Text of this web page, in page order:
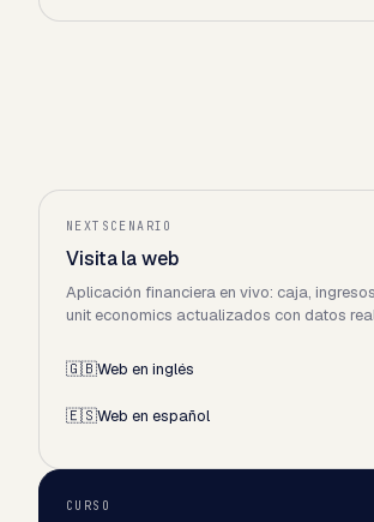
NEXTSCENARIO
Visita la web
Aplicación financiera en vivo: caja,
unit economics actualizados con datos
🇬🇧Web en inglés
🇪🇸Web en español
CURSO